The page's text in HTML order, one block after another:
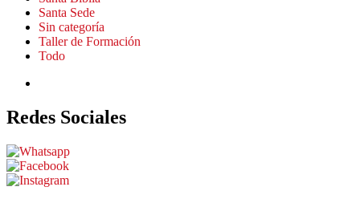
Santa Sede
Sin categoría
Taller de Formación
Todo
Redes Sociales